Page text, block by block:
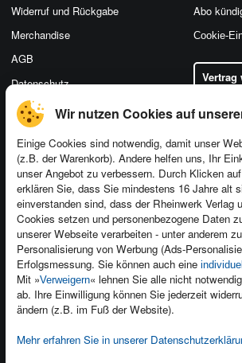
Wir nutzen Cookies auf
Einige Cookies sind notwendig, damit unser
(z.B. der Warenkorb). Andere helfen uns, Ihr
unser Angebot zu verbessern. Durch Klicken
erklären Sie, dass Sie mindestens 16 Jahre alt
einverstanden sind, dass der Rheinwerk Verlag
Cookies setzen und personenbezogene Daten
unserer Webseite verarbeiten - unter anderem
Personalisierung von Werbung (Ads-
Erfolgsmessung. Sie können auch eine
Mit »Verweigern« lehnen Sie alle nicht
ab. Ihre Einwilligung können Sie jederzeit
ändern (z.B. im Fuß der Website).
Mehr erfahren Sie in unserer
Kontakt
Newsletter
Für Unternehmen
Presseservice
Dozentenservice
Foreign
Ein Buch
Widerruf und Rückgabe
Merchandise
AGB
Datenschutz
Abo
Cookie-
Vertrag
Kundenservice